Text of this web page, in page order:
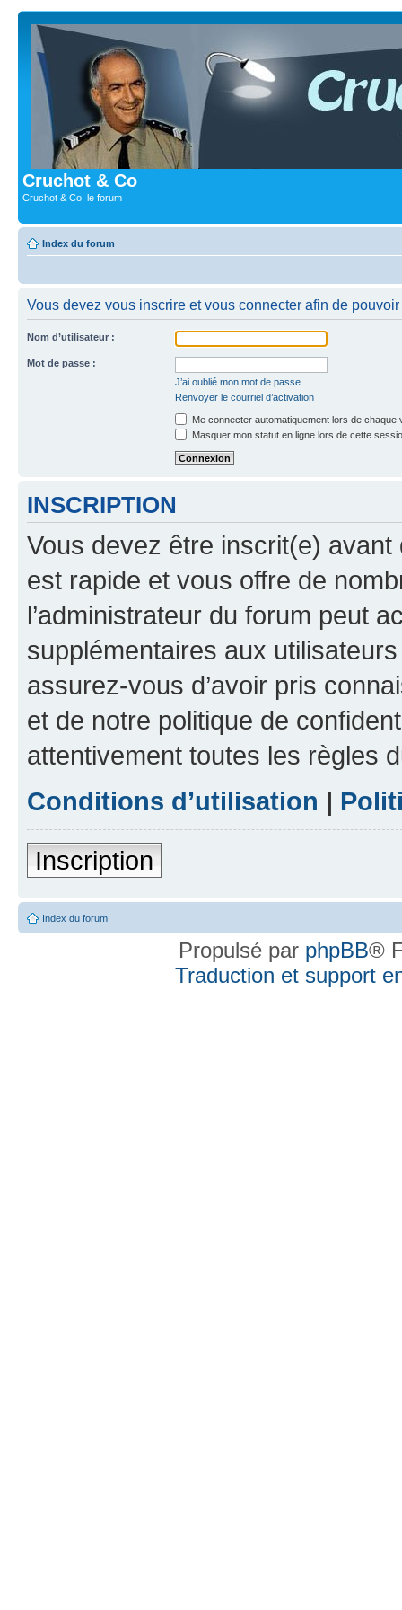
Cruchot & Co
Cruchot & Co, le forum
Index du forum
Vous devez vous inscrire et vous connecter afin de
Nom d’utilisateur :
Mot de passe :
J’ai oublié mon mot de passe
Renvoyer le courriel d’activation
Me connecter automatiquement lors de chaque
Masquer mon statut en ligne lors de cette
INSCRIPTION
Vous devez être inscrit(e) avant
est rapide et vous offre de
l’administrateur du forum peut
supplémentaires aux
assurez-vous d’avoir pris
et de notre politique de
attentivement toutes les règles
Conditions d’utilisation |
Inscription
Index du forum
Propulsé par phpBB®
Traduction et support